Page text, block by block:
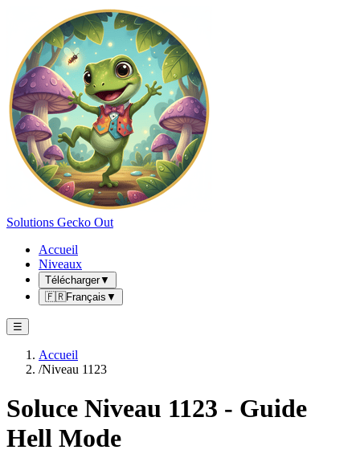
Solutions Gecko Out
Accueil
Niveaux
Télécharger▼
🇫🇷Français ▼
☰
Accueil
/Niveau 1123
Soluce Niveau 1123 - Guide
Hell Mode